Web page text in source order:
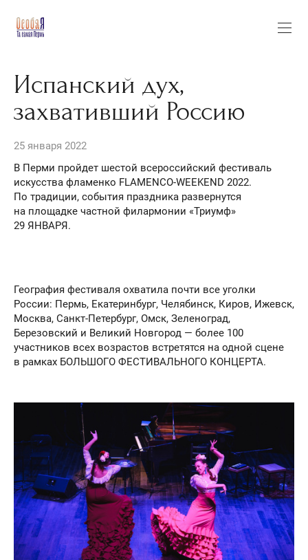
Испанский дух,
захвативший Россию
25 января 2022
В Перми пройдет шестой всероссийский фестиваль
искусства фламенко FLAMENCO-WEEKEND 2022.
По традиции, события праздника развернутся
на площадке частной филармонии «Триумф»
29 ЯНВАРЯ.
География фестиваля охватила почти все уголки
России: Пермь, Екатеринбург, Челябинск, Киров, Ижевск,
Москва, Санкт-Петербург, Омск, Зеленоград,
Березовский и Великий Новгород — более 100
участников всех возрастов встретятся на одной сцене
в рамках БОЛЬШОГО ФЕСТИВАЛЬНОГО КОНЦЕРТА.